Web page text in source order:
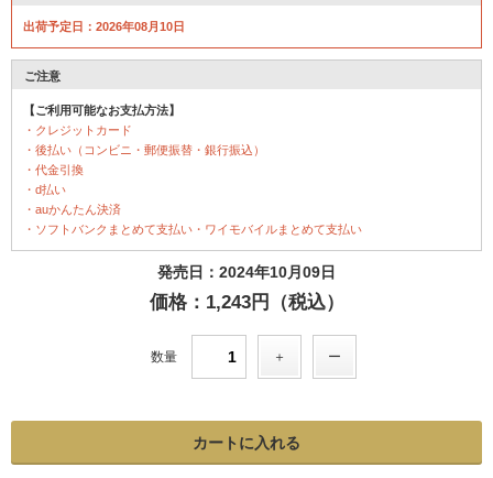
出荷予定日：2026年08月10日
ご注意
【ご利用可能なお支払方法】
・クレジットカード
・後払い（コンビニ・郵便振替・銀行振込）
・代金引換
・d払い
・auかんたん決済
・ソフトバンクまとめて支払い・ワイモバイルまとめて支払い
発売日：2024年10月09日
価格：1,243円（税込）
数量